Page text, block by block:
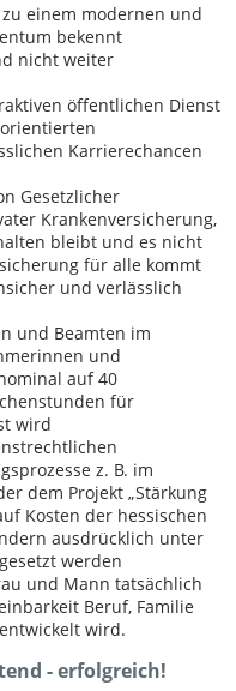
einem modernen und
bekennt
nicht weiter
öffentlichen Dienst
Karrierechancen
Gesetzlicher
Krankenversicherung,
bleibt und es nicht
für alle kommt
und verlässlich
und Beamten im
und
auf 40
für
wird
z. B. im
dem Projekt „Stärkung
Kosten der hessischen
ausdrücklich unter
werden
und Mann tatsächlich
Beruf, Familie
wird.
- erfolgreich!